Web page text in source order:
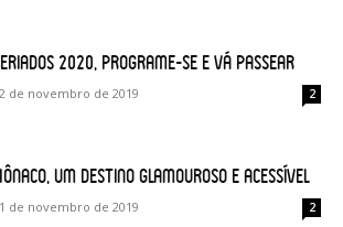
2020, programe-se e vá passear
de novembro de 2019 2
um destino glamouroso e acessível
de novembro de 2019 2